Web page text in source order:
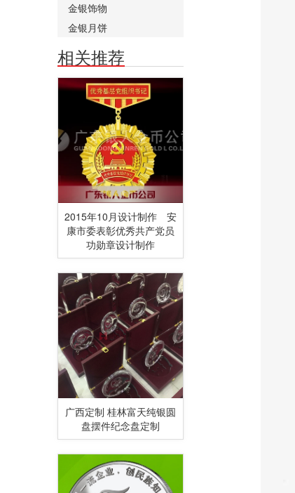
金银饰物
金银月饼
相关推荐
2015年10月设计制作 安
康市委表彰优秀共产党员
功勋章设计制作
广西定制 桂林富天纯银圆
盘摆件纪念盘定制